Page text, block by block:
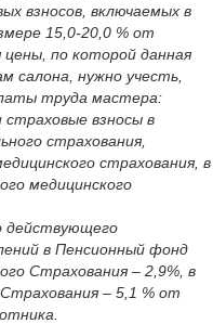
взносов, включаемых в
15,0-20,0 % от
по которой данная
салона, нужно учесть,
труда мастера:
взносы в
страхования,
страхования, в
медицинского
действующего
в Пенсионный фонд
Страхования – 2,9%, в
– 5,1 % от